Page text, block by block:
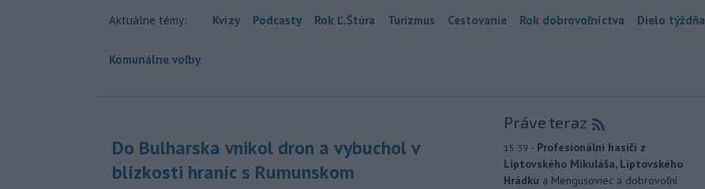
Aktuálne témy: Kvízy Podcasty Rok Ľ.Štúra Turizmus Cestovanie Rok dobrovoľníctva Dielo týždňa
Komunálne voľby
Do Bulharska vnikol dron a vybuchol v
blízkosti hraníc s Rumunskom
Práve teraz
15:39 - Profesionálni hasiči z
Liptovského Mikuláša, Liptovského
Hrádku a Mengusoviec a dobrovoľní